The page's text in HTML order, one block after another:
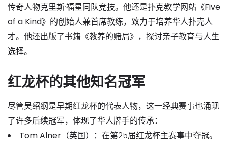
传奇人物克里斯·福星同队竞技。他还是扑克教学网站《Five
of a Kind》的创始人兼首席教练，致力于培养华人扑克人
才。他还出版了书籍《教养的赌局》，探讨亲子教育与人生
选择。
红龙杯的其他知名冠军
尽管吴绍纲是早期红龙杯的代表人物，这一经典赛事也涌现
了许多后续冠军，体现了华人牌手的传承：
Tom Alner （英国）：在第25届红龙杯主赛事中夺冠。